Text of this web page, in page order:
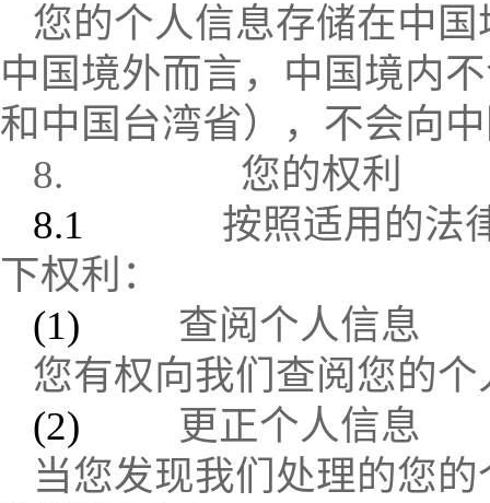
您的个人信息存储在中
中国境外而言，中国境内
和中国台湾省），不会向
8. 您的权利
8.1 按照适用的法
下权利：
(1) 查阅个人信息
您有权向我们查阅您的
(2) 更正个人信息
当您发现我们处理的您